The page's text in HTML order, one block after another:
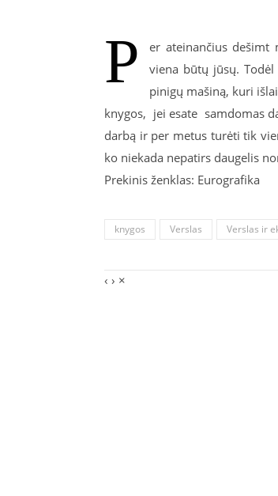
P
er ateinančius dešimt
viena būtų jūsų.
pinigų mašiną, kuri
knygos, jei esate samdomas
darbą ir per metus turėti tik
ko niekada nepatirs daugelis
Prekinis ženklas: Eurografika
knygos Verslas Verslas ir
‹ › ×